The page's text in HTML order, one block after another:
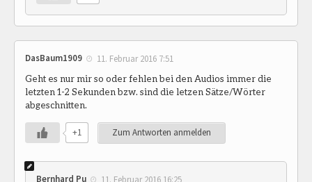
DasBaum1909 11. Februar 2016 7:51
Geht es nur mir so oder fehlen bei den Audios immer die
letzten 1-2 Sekunden bzw. sind die letzen Sätze/Wörter
abgeschnitten.
+1 Zum Antworten anmelden
Bernhard Pu